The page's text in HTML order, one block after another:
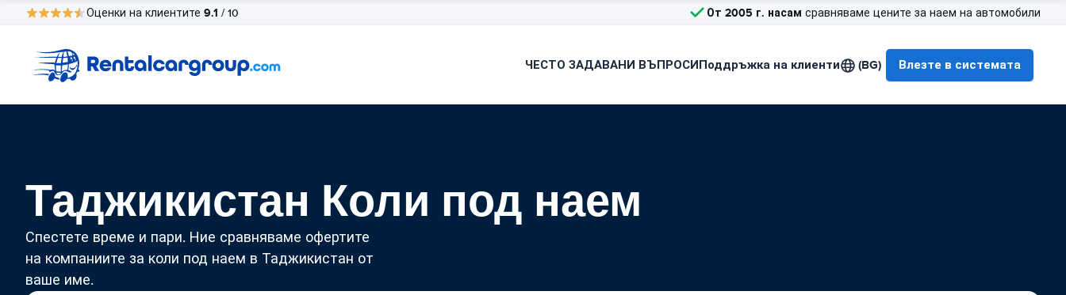
Оценки на клиентите 9.1 / 10 От 2005 г. насам сравняваме цените за наем на автомобили
ЧЕСТО ЗАДАВАНИ ВЪПРОСИПоддръжка на клиенти (BG) Влезте в системата
Таджикистан Коли под наем
Спестете време и пари. Ние сравняваме офертите
на компаниите за коли под наем в Таджикистан от
ваше име.